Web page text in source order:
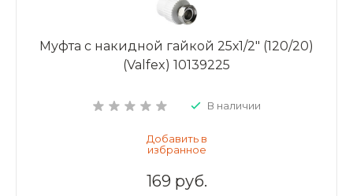
Муфта с накидной гайкой 25х1/2" (120/20)
(Valfex) 10139225
В наличии
169 руб.